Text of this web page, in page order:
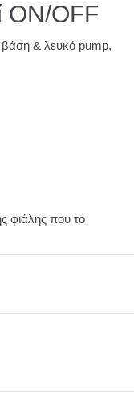
ON/OFF
& λευκό pump,
φιάλης που το